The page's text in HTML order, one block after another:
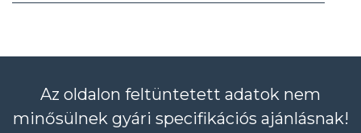
Az oldalon feltüntetett adatok nem
minősülnek gyári specifikációs ajánlásnak!